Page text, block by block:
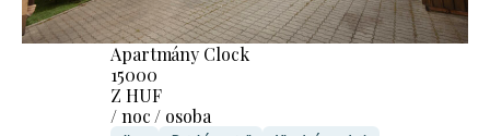
Apartmány Clock
15000
Z HUF
/ noc / osoba